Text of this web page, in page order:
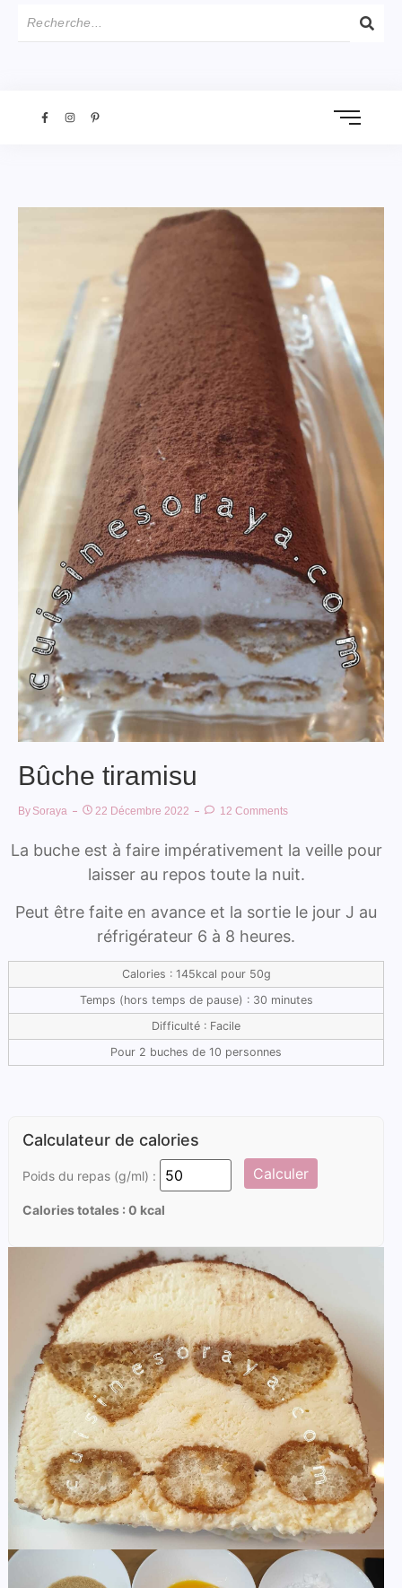
Bûche tiramisu
By Soraya 22 Décembre 2022 12 Comments
La buche est à faire impérativement la veille pour
laisser au repos toute la nuit.
Peut être faite en avance et la sortie le jour J au
réfrigérateur 6 à 8 heures.
Calories : 145kcal pour 50g
Temps (hors temps de pause) : 30 minutes
Difficulté : Facile
Pour 2 buches de 10 personnes
Calculateur de calories
Poids du repas (g/ml) : Calculer
Calories totales : 0 kcal